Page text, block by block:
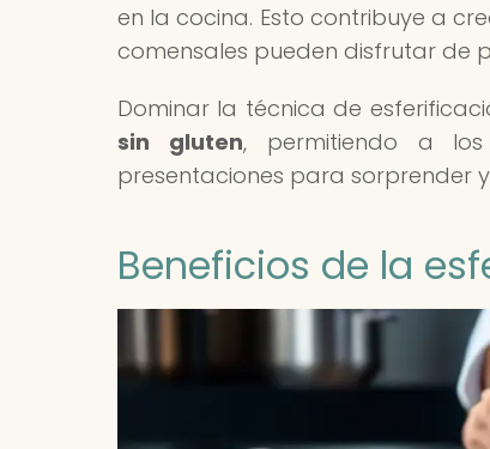
en la cocina. Esto contribuye a
comensales pueden disfrutar de
Dominar la técnica de
sin gluten, permitiendo a los
presentaciones para sorprender
Beneficios de la